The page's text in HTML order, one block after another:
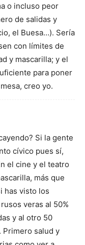
o incluso peor
de salidas y
el Buesa…). Sería
con límites de
y mascarilla; y el
para poner
creo yo.
Si la gente
cívico pues sí,
el cine y el teatro
más que
has visto los
veras al 50%
y al otro 50
Primero salud y